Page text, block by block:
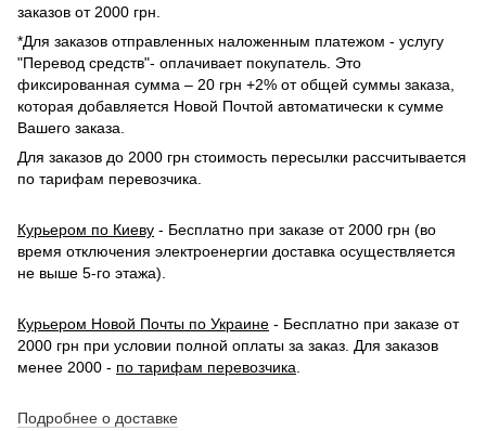
заказов от 2000 грн.
*Для заказов отправленных наложенным платежом - услугу
"Перевод средств"- оплачивает покупатель. Это
фиксированная сумма – 20 грн +2% от общей суммы заказа,
которая добавляется Новой Почтой автоматически к сумме
Вашего заказа.
Для заказов до 2000 грн стоимость пересылки рассчитывается
по тарифам перевозчика.
Курьером по Киеву - Бесплатно при заказе от 2000 грн (во
время отключения электроенергии доставка осуществляется
не выше 5-го этажа).
Курьером Новой Почты по Украине - Бесплатно при заказе от
2000 грн при условии полной оплаты за заказ. Для заказов
менее 2000 - по тарифам перевозчика
Подробнее о доставке